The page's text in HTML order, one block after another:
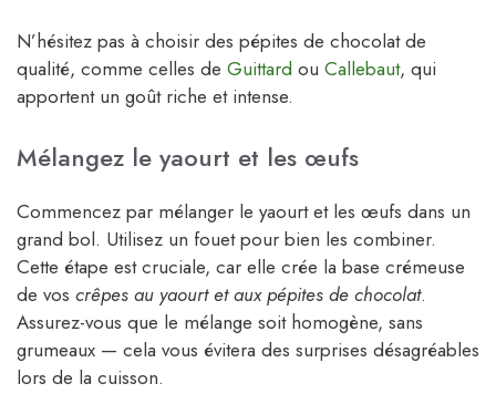
N’hésitez pas à choisir des pépites de chocolat de
qualité, comme celles de Guittard ou Callebaut, qui
apportent un goût riche et intense.
Mélangez le yaourt et les œufs
Commencez par mélanger le yaourt et les œufs dans un
grand bol. Utilisez un fouet pour bien les combiner.
Cette étape est cruciale, car elle crée la base crémeuse
de vos crêpes au yaourt et aux pépites de chocolat.
Assurez-vous que le mélange soit homogène, sans
grumeaux — cela vous évitera des surprises désagréables
lors de la cuisson.